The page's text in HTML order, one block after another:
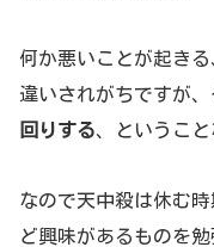
何か悪いことが起き
違いされがちですが
回りする、ということ
なので天中殺は休む
ど興味があるものを